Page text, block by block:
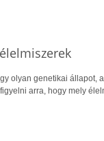
olyan genetikai állapot,
arra, hogy mely